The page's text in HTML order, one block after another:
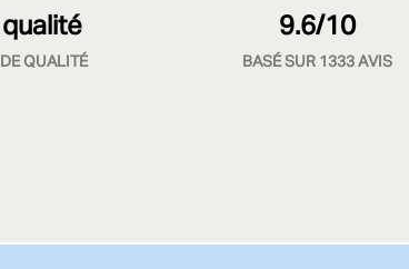
QUALITÉ
9.6/10
BASÉ SUR 1333 AVIS